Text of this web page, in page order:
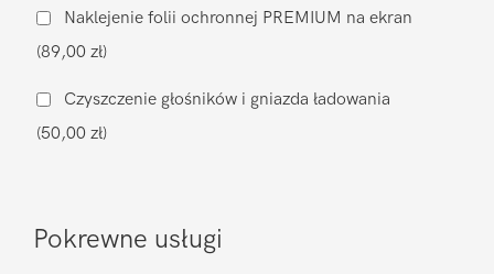
oryginalną
Xiaomi
Pocophone
M3
Naklejenie folii ochronnej PREMIUM na ekran
(89,00 zł)
Czyszczenie głośników i gniazda ładowania
(50,00 zł)
Pokrewne usługi